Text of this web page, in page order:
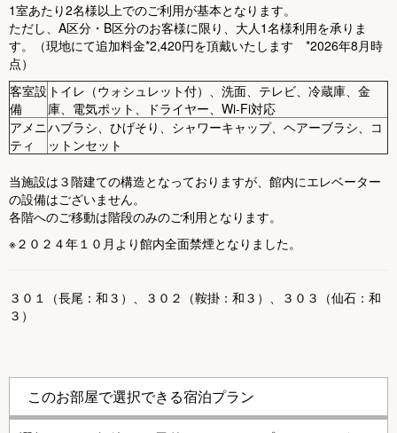
1室あたり2名様以上でのご利用が基本となります。
ただし、A区分・B区分のお客様に限り、大人1名様利用を承りま
す。（現地にて追加料金*2,420円を頂戴いたします *2026年8月時
点）
客室設
備
トイレ（ウォシュレット付）、洗面、テレビ、冷蔵庫、金
庫、電気ポット、ドライヤー、Wi-Fi対応
アメニ
ティ
ハブラシ、ひげそり、シャワーキャップ、ヘアーブラシ、コ
ットンセット
当施設は３階建ての構造となっておりますが、館内にエレベーター
の設備はございません。
各階へのご移動は階段のみのご利用となります。
※２０２４年１０月より館内全面禁煙となりました。
３０１（長尾：和３）、３０２（鞍掛：和３）、３０３（仙石：和
３）
このお部屋で選択できる宿泊プラン